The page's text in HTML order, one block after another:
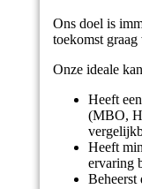
Ons doel is
toekomst
Onze ideale
Heeft
(MBO,
Heeft
ervaring
Beheerst